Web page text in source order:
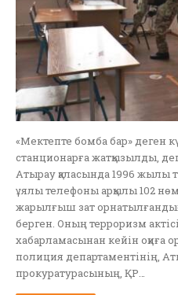
«Мектепте бомба бар» деген
станционарға жатқызылды,
Атырау қаласында 1996 жылы
ұялы телефоны арқылы 102
жарылғыш зат
берген. Оның терроризм
хабарламасынан кейін
полиция департаментінің,
прокуратурасының, ҚР…